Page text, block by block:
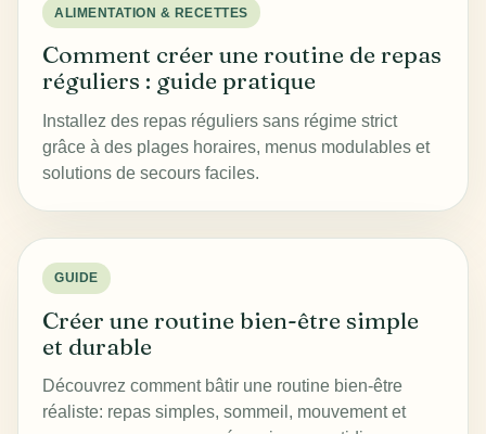
ALIMENTATION & RECETTES
Comment créer une routine de repas
réguliers : guide pratique
Installez des repas réguliers sans régime strict
grâce à des plages horaires, menus modulables et
solutions de secours faciles.
GUIDE
Créer une routine bien-être simple
et durable
Découvrez comment bâtir une routine bien-être
réaliste: repas simples, sommeil, mouvement et